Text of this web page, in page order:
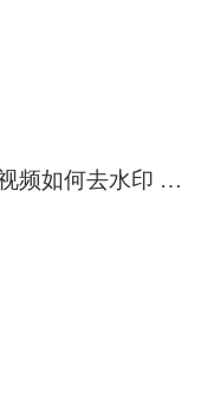
和颜色与第一帧一致，调
会声会影x7视频如何去水印 原创图文教程